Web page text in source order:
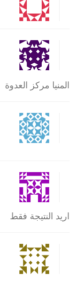
المنيا مركز العدوة
اريد النتيجة فقط